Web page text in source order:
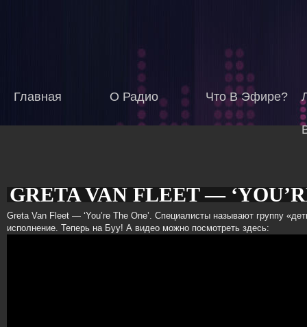
Главная О Радио Что В Эфире?
GRETA VAN FLEET —
ЛУЧШЕЕ НА РАДИО БУУ!
Создано: ADMIN Чт, 08/11/2018
Greta Van Fleet — ‘You’re The One’. Специалисты называют группу
исполнение. Теперь на Буу! А видео можно посмотреть здесь: